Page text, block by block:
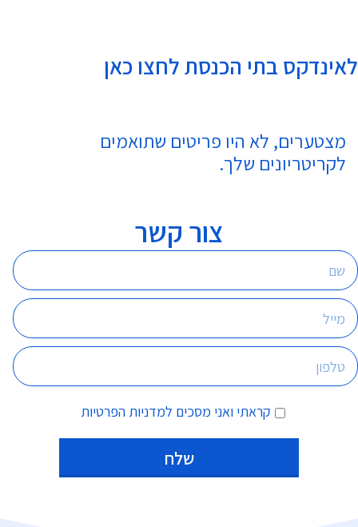
לאינדקס בתי הכנסת לחצו כאן
מצטערים, לא היו פריטים שתואמים
לקריטריונים שלך.
צור קשר
קראתי ואני מסכים למדניות הפרטיות